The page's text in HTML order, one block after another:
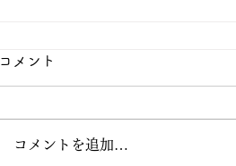
コメント
コメントを追加…